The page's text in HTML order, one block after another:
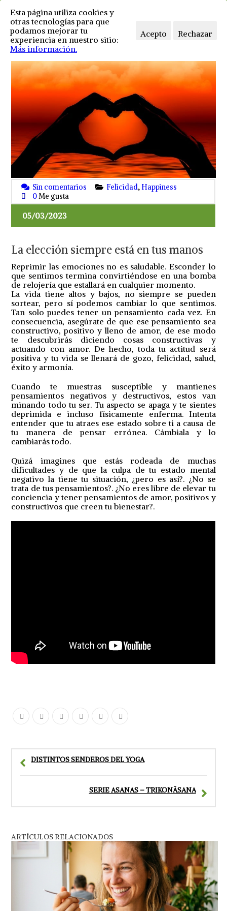
Sin comentarios Felicidad, Happiness
0Me gusta
05/03/2023
La elección siempre está en tus manos
Reprimir las emociones no es saludable. Esconder lo
que sentimos termina convirtiéndose en una bomba
de relojería que estallará en cualquier momento.
La vida tiene altos y bajos, no siempre se pueden
sortear, pero sí podemos cambiar lo que sentimos.
Tan solo puedes tener un pensamiento cada vez. En
consecuencia, asegúrate de que ese pensamiento sea
constructivo, positivo y lleno de amor, de ese modo
te descubrirás diciendo cosas constructivas y
actuando con amor. De hecho, toda tu actitud será
positiva y tu vida se llenará de gozo, felicidad, salud,
éxito y armonía.
Cuando te muestras susceptible y mantienes
pensamientos negativos y destructivos, estos van
minando todo tu ser. Tu aspecto se apaga y te sientes
deprimida e incluso físicamente enferma. Intenta
entender que tu atraes ese estado sobre ti a causa de
tu manera de pensar errónea. Cámbiala y lo
cambiarás todo.
Quizá imagines que estás rodeada de muchas
dificultades y de que la culpa de tu estado mental
negativo la tiene tu situación, ¿pero es así?. ¿No se
trata de tus pensamientos?. ¿No eres libre de elevar tu
conciencia y tener pensamientos de amor, positivos y
constructivos que creen tu bienestar?.
DISTINTOS SENDEROS DEL YOGA
SERIE ASANAS – TRIKONĀSANA
ARTÍCULOS RELACIONADOS
Esta página utiliza cookies y
otras tecnologías para que
podamos mejorar tu
experiencia en nuestro sitio:
Más información.
Acepto Rechazar